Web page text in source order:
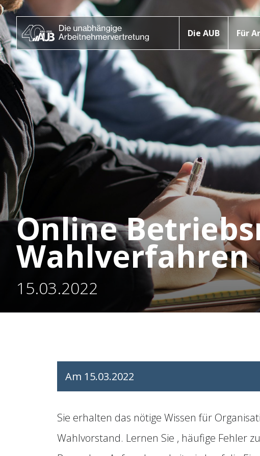
Die AUB Für
Online
Wahlverfahren
15.03.2022
Am 15.03.2022
Sie erhalten das nötige Wissen für
Wahlvorstand. Lernen Sie , häufige Fehler